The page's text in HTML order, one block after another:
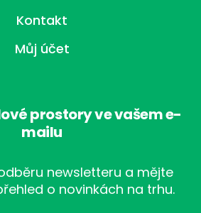
Kontakt
Můj účet
prostory ve vašem e-
mailu
newsletteru a mějte
o novinkách na trhu.